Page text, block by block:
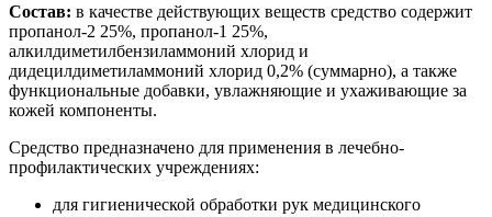
Состав: в качестве действующих веществ средство содержит
пропанол-2 25%, пропанол-1 25%,
алкилдиметилбензиламмоний хлорид и
дидецилдиметиламмоний хлорид 0,2% (суммарно), а также
функциональные добавки, увлажняющие и ухаживающие за
кожей компоненты.
Средство предназначено для применения в лечебно-
профилактических учреждениях:
для гигиенической обработки рук медицинского